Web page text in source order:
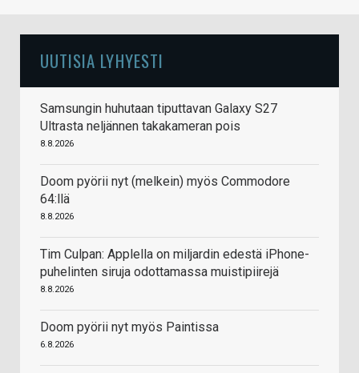
UUTISIA LYHYESTI
Samsungin huhutaan tiputtavan Galaxy S27
Ultrasta neljännen takakameran pois
8.8.2026
Doom pyörii nyt (melkein) myös Commodore
64:llä
8.8.2026
Tim Culpan: Applella on miljardin edestä iPhone-
puhelinten siruja odottamassa muistipiirejä
8.8.2026
Doom pyörii nyt myös Paintissa
6.8.2026